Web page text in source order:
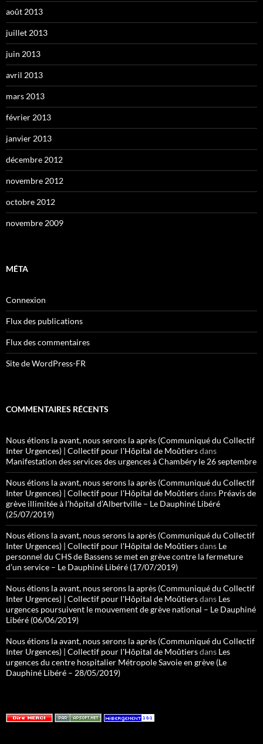
août 2013
juillet 2013
juin 2013
avril 2013
mars 2013
février 2013
janvier 2013
décembre 2012
novembre 2012
octobre 2012
novembre 2009
MÉTA
Connexion
Flux des publications
Flux des commentaires
Site de WordPress-FR
COMMENTAIRES RÉCENTS
Nous étions la avant, nous serons la après (Communiqué du Collectif
Inter Urgences) | Collectif pour l'Hôpital de Moûtiersdans
Manifestation des services des urgences à Chambéry le 26 septembre
Nous étions la avant, nous serons la après (Communiqué du Collectif
Inter Urgences) | Collectif pour l'Hôpital de Moûtiersdans Préavis de
grève illimitée à l’hôpital d’Albertville – Le Dauphiné Libéré
(25/07/2019)
Nous étions la avant, nous serons la après (Communiqué du Collectif
Inter Urgences) | Collectif pour l'Hôpital de Moûtiersdans Le
personnel du CHS de Bassens se met en grève contre la fermeture
d’un service – Le Dauphiné Libéré (17/07/2019)
Nous étions la avant, nous serons la après (Communiqué du Collectif
Inter Urgences) | Collectif pour l'Hôpital de Moûtiersdans Les
urgences poursuivent le mouvement de grève national – Le Dauphiné
Libéré (06/06/2019)
Nous étions la avant, nous serons la après (Communiqué du Collectif
Inter Urgences) | Collectif pour l'Hôpital de Moûtiersdans Les
urgences du centre hospitalier Métropole Savoie en grève (Le
Dauphiné Libéré – 28/05/2019)